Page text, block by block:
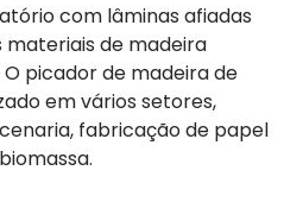
com lâminas afiadas
de madeira
picador de madeira de
em vários setores,
fabricação de papel